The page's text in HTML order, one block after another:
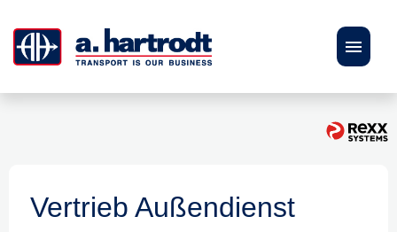
Karriere
Vertrieb Außendienst